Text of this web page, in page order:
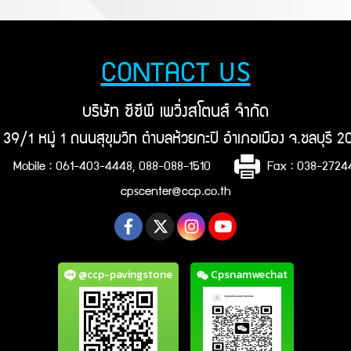
CONTACT US
บริษัท ซีซีพี เพวิ่งสโตนส์ จำกัด
1 หมู่ 1 ถนนสุขุมวิท ตำบลห้วยกะปิ อำเภอเมือง จ.ชลบุรี
Mobile : 061-403-4448, 088-088-1510 Fax : 038-
cpscenter@ccp.co.th
@ccp-pavingstone Cpsnamwechat